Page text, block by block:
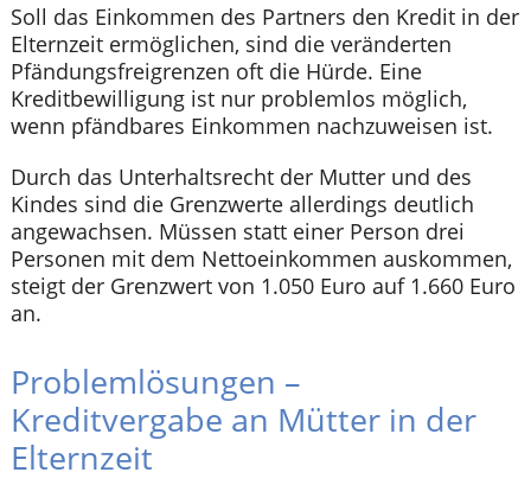
Soll das Einkommen des Partners den Kredit in der
Elternzeit ermöglichen, sind die veränderten
Pfändungsfreigrenzen oft die Hürde. Eine
Kreditbewilligung ist nur problemlos möglich,
wenn pfändbares Einkommen nachzuweisen ist.
Durch das Unterhaltsrecht der Mutter und des
Kindes sind die Grenzwerte allerdings deutlich
angewachsen. Müssen statt einer Person drei
Personen mit dem Nettoeinkommen auskommen,
steigt der Grenzwert von 1.050 Euro auf 1.660 Euro
an.
Problemlösungen –
Kreditvergabe an Mütter in der
Elternzeit